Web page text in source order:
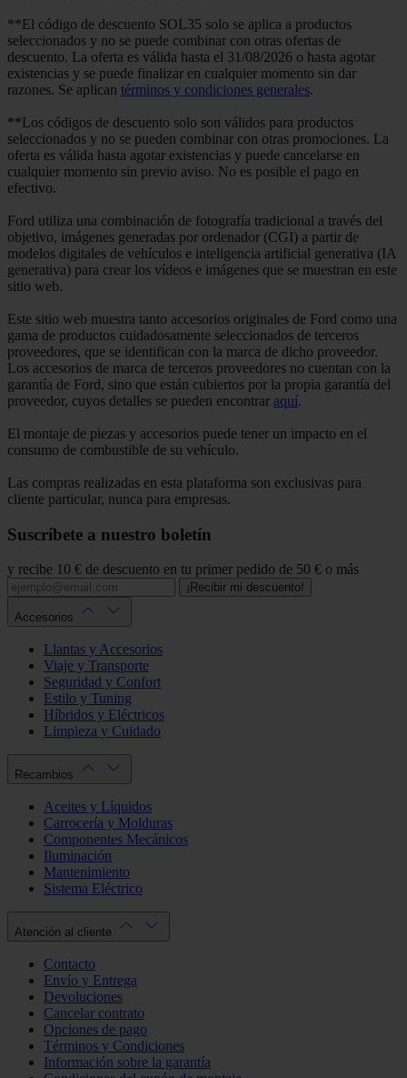
**El código de descuento SOL35 solo se aplica a productos
seleccionados y no se puede combinar con otras ofertas de
descuento. La oferta es válida hasta el 31/08/2026 o hasta agotar
existencias y se puede finalizar en cualquier momento sin dar
razones. Se aplican términos y condiciones generales.
**Los códigos de descuento solo son válidos para productos
seleccionados y no se pueden combinar con otras promociones. La
oferta es válida hasta agotar existencias y puede cancelarse en
cualquier momento sin previo aviso. No es posible el pago en
efectivo.
Ford utiliza una combinación de fotografía tradicional a través del
objetivo, imágenes generadas por ordenador (CGI) a partir de
modelos digitales de vehículos e inteligencia artificial generativa (IA
generativa) para crear los vídeos e imágenes que se muestran en este
sitio web.
Este sitio web muestra tanto accesorios originales de Ford como una
gama de productos cuidadosamente seleccionados de terceros
proveedores, que se identifican con la marca de dicho proveedor.
Los accesorios de marca de terceros proveedores no cuentan con la
garantía de Ford, sino que están cubiertos por la propia garantía del
proveedor, cuyos detalles se pueden encontrar aquí.
El montaje de piezas y accesorios puede tener un impacto en el
consumo de combustible de su vehículo.
Las compras realizadas en esta plataforma son exclusivas para
cliente particular, nunca para empresas.
Suscríbete a nuestro boletín
y recibe 10 € de descuento en tu primer pedido de 50 € o más
¡Recibir mi descuento!
Accesorios
Llantas y Accesorios
Viaje y Transporte
Seguridad y Confort
Estilo y Tuning
Híbridos y Eléctricos
Limpieza y Cuidado
Recambios
Aceites y Líquidos
Carrocería y Molduras
Componentes Mecánicos
Iluminación
Mantenimiento
Sistema Eléctrico
Atención al cliente
Contacto
Envío y Entrega
Devoluciones
Cancelar contrato
Opciones de pago
Términos y Condiciones
Información sobre la garantía